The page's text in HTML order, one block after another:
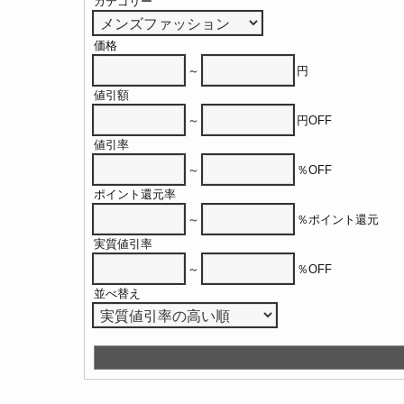
価格
～
円
値引額
～
円OFF
値引率
～
％OFF
ポイント還元率
～
％ポイント還元
実質値引率
～
％OFF
並べ替え